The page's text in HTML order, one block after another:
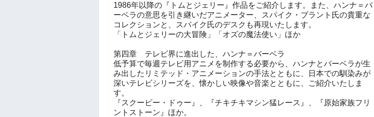
1986年以降の『トムとジェリー』作品をご紹介します。また、ハンナ＝バ
ーベラの意思を引き継いだアニメーター、スパイク・ブラント氏の貴重な
コレクションと、スパイク氏のデスクも再現いたします。
「トムとジェリーの大冒険」「オズの魔法使い」ほか
第四章 テレビ界に進出した、ハンナ＝バーベラ
低予算で毎週テレビ用アニメを制作する必要から、ハンナとバーベラが生
み出したリミテッド・アニメーションの手法とともに、日本での馴染みが
深いテレビシリーズを、懐かしい映像や音楽とともに、ご紹介いたしま
す。
『スクービー・ドゥー』、『チキチキマシン猛レース』、『原始家族フリ
ントストーン』ほか。